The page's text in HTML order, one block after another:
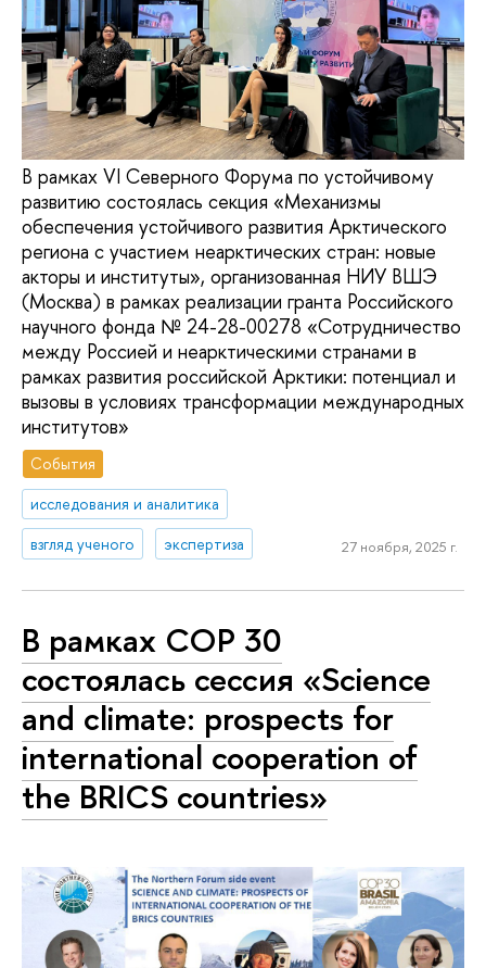
В рамках VI Северного Форума по устойчивому
развитию состоялась секция «Механизмы
обеспечения устойчивого развития Арктического
региона с участием неарктических стран: новые
акторы и институты», организованная НИУ ВШЭ
(Москва) в рамках реализации гранта Российского
научного фонда № 24-28-00278 «Сотрудничество
между Россией и неарктическими странами в
рамках развития российской Арктики: потенциал и
вызовы в условиях трансформации международных
институтов»
События
исследования и аналитика
взгляд ученого
экспертиза 27 ноября, 2025 г.
В рамках COP 30
состоялась сессия «Science
and climate: prospects for
international cooperation of
the BRICS countries»